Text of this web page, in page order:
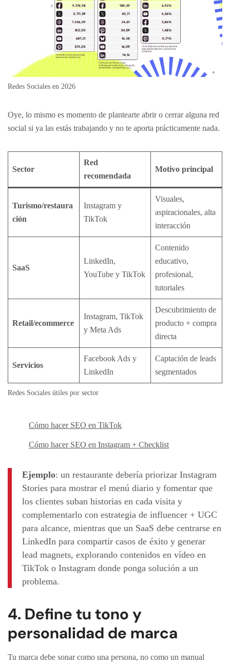
Redes Sociales en 2026
Oye, lo mismo es momento de plantearte abrir o cerrar alguna red
social si ya las estás trabajando y no te aporta prácticamente nada.
Sector
Red
recomendada
Motivo principal
Turismo/restaura
ción
Instagram y
TikTok
Visuales,
aspiracionales, alta
interacción
SaaS
LinkedIn,
YouTube y TikTok
Contenido
educativo,
profesional,
tutoriales
Retail/ecommerce
Instagram, TikTok
y Meta Ads
Descubrimiento de
producto + compra
directa
Servicios
Facebook Ads y
LinkedIn
Captación de leads
segmentados
Redes Sociales útiles por sector
Cómo hacer SEO en TikTok
Cómo hacer SEO en Instagram + Checklist
Ejemplo: un restaurante debería priorizar Instagram
Stories para mostrar el menú diario y fomentar que
los clientes suban historias en cada visita y
complementarlo con estrategia de influencer + UGC
para alcance, mientras que un SaaS debe centrarse en
LinkedIn para compartir casos de éxito y generar
lead magnets, explorando contenidos en vídeo en
TikTok o Instagram donde ponga solución a un
problema.
4. Define tu tono y
personalidad de marca
Tu marca debe sonar como una persona, no como un manual